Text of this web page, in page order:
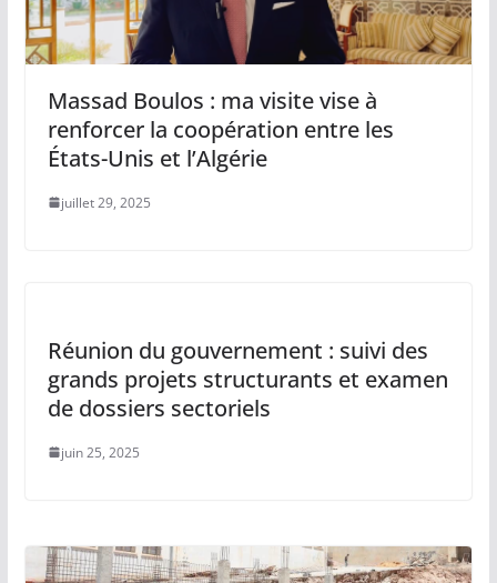
Massad Boulos : ma visite vise à
renforcer la coopération entre les
États-Unis et l’Algérie
juillet 29, 2025
Réunion du gouvernement : suivi des
grands projets structurants et examen
de dossiers sectoriels
juin 25, 2025